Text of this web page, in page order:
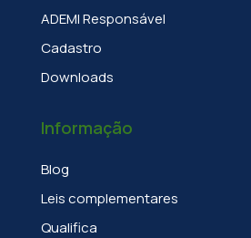
ADEMI Responsável
Cadastro
Downloads
Informação
Blog
Leis complementares
Qualifica